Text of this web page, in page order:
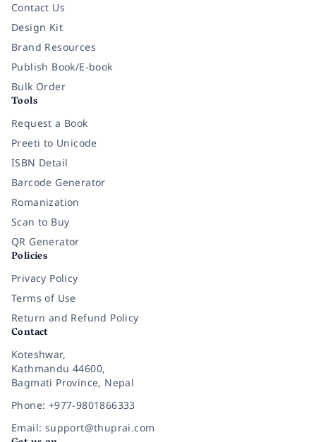
Contact Us
Design Kit
Brand Resources
Publish Book/E-book
Bulk Order
Tools
Request a Book
Preeti to Unicode
ISBN Detail
Barcode Generator
Romanization
Scan to Buy
QR Generator
Policies
Privacy Policy
Terms of Use
Return and Refund Policy
Contact
Koteshwar,
Kathmandu 44600,
Bagmati Province, Nepal
Phone: +977-9801866333
Email: support@thuprai.com